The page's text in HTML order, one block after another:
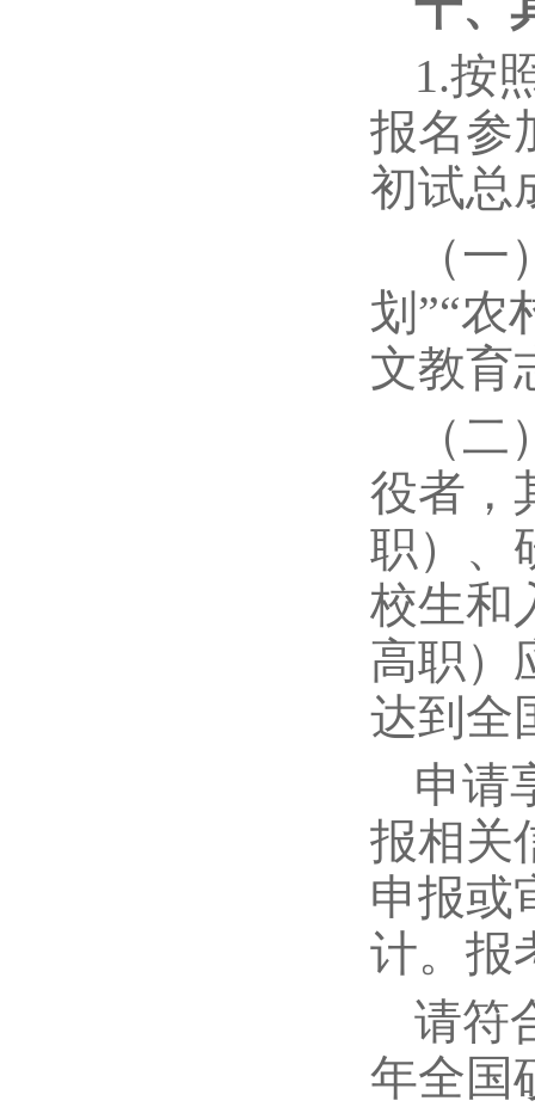
1.按
报名参
初试总
（
划”“农
文教育
（
役者，
职）、
校生和
高职）
达到全
申请
报相关
申报或
计。 报
请符
年全国